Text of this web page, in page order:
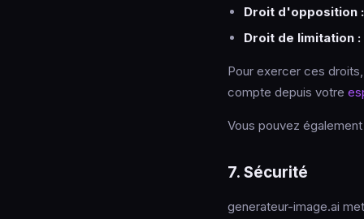
Droit d'opposition :
Droit de limitation :
Pour exercer ces
compte depuis votre
Vous pouvez
7. Sécurité
generateur-image.ai